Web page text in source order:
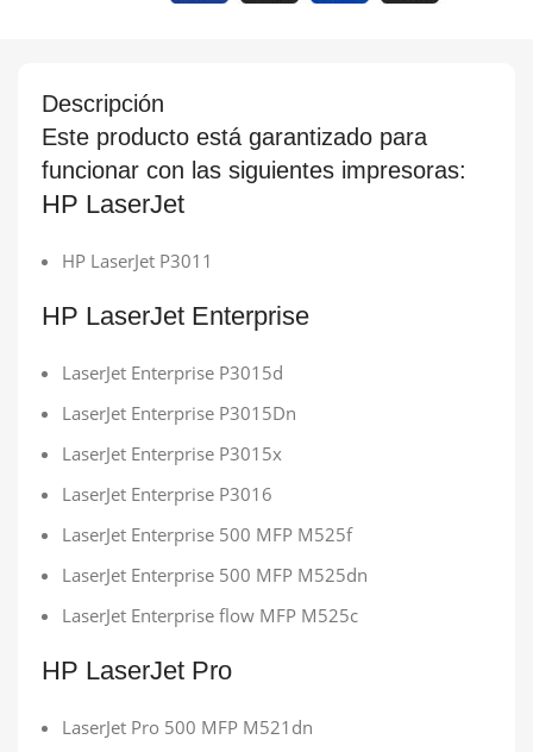
Descripción
Este producto está garantizado para
funcionar con las siguientes impresoras:
HP LaserJet
HP LaserJet P3011
HP LaserJet Enterprise
LaserJet Enterprise P3015d
LaserJet Enterprise P3015Dn
LaserJet Enterprise P3015x
LaserJet Enterprise P3016
LaserJet Enterprise 500 MFP M525f
LaserJet Enterprise 500 MFP M525dn
LaserJet Enterprise flow MFP M525c
HP LaserJet Pro
LaserJet Pro 500 MFP M521dn